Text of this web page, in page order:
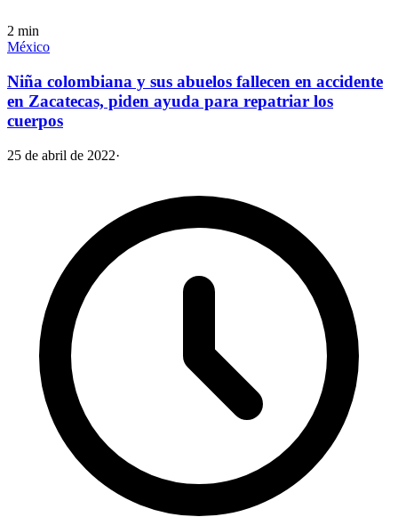
2 min
México
Niña colombiana y sus abuelos fallecen en accidente
en Zacatecas, piden ayuda para repatriar los
cuerpos
25 de abril de 2022·